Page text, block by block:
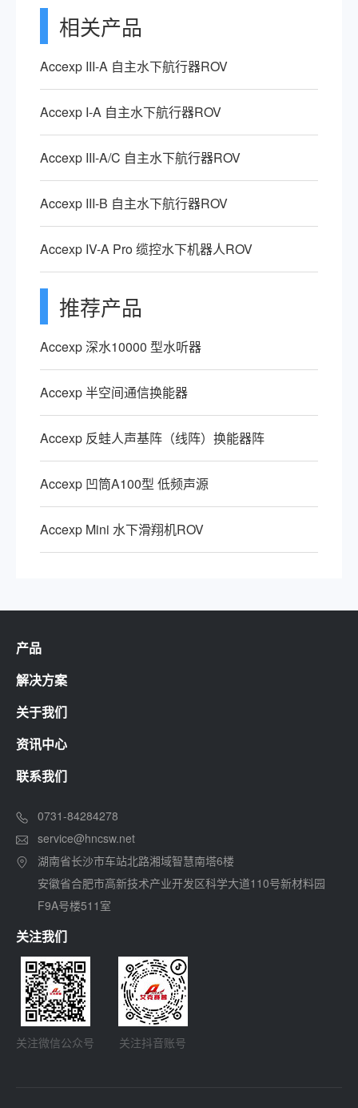
相关产品
Accexp III-A 自主水下航行器ROV
Accexp I-A 自主水下航行器ROV
Accexp III-A/C 自主水下航行器ROV
Accexp III-B 自主水下航行器ROV
Accexp IV-A Pro 缆控水下机器人ROV
推荐产品
Accexp 深水10000 型水听器
Accexp 半空间通信换能器
Accexp 反蛙人声基阵（线阵）换能器阵
Accexp 凹筒A100型 低频声源
Accexp Mini 水下滑翔机ROV
产品
解决方案
关于我们
资讯中心
联系我们
0731-84284278
service@hncsw.net
湖南省长沙市车站北路湘域智慧南塔6楼
安徽省合肥市高新技术产业开发区科学大道110号新材料园
F9A号楼511室
关注我们
关注微信公众号 关注抖音账号